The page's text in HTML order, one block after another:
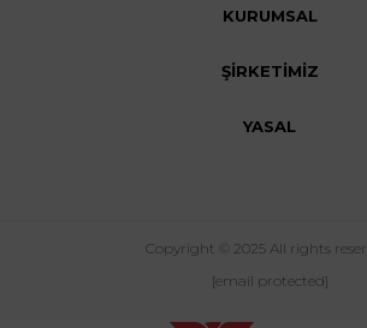
KURUMSAL
ŞİRKETİMİZ
YASAL
Copyright © 2025 All rights
[email protected]